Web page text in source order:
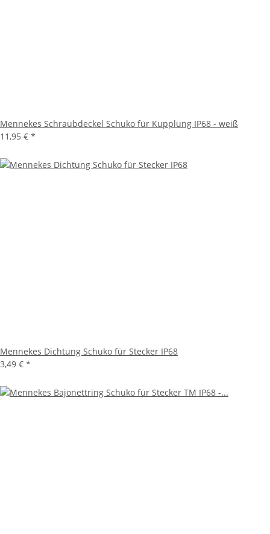
Mennekes Schraubdeckel Schuko für Kupplung IP68 - weiß
11,95 € *
Mennekes Dichtung Schuko für Stecker IP68
3,49 € *